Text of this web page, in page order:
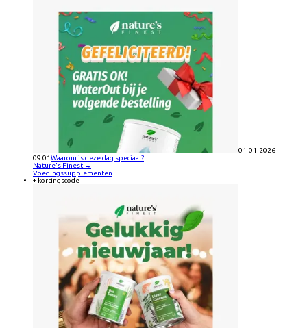
01-01-2026
09:01Waarom is deze dag speciaal?
Nature's Finest →
Voedingssupplementen
+ kortingscode